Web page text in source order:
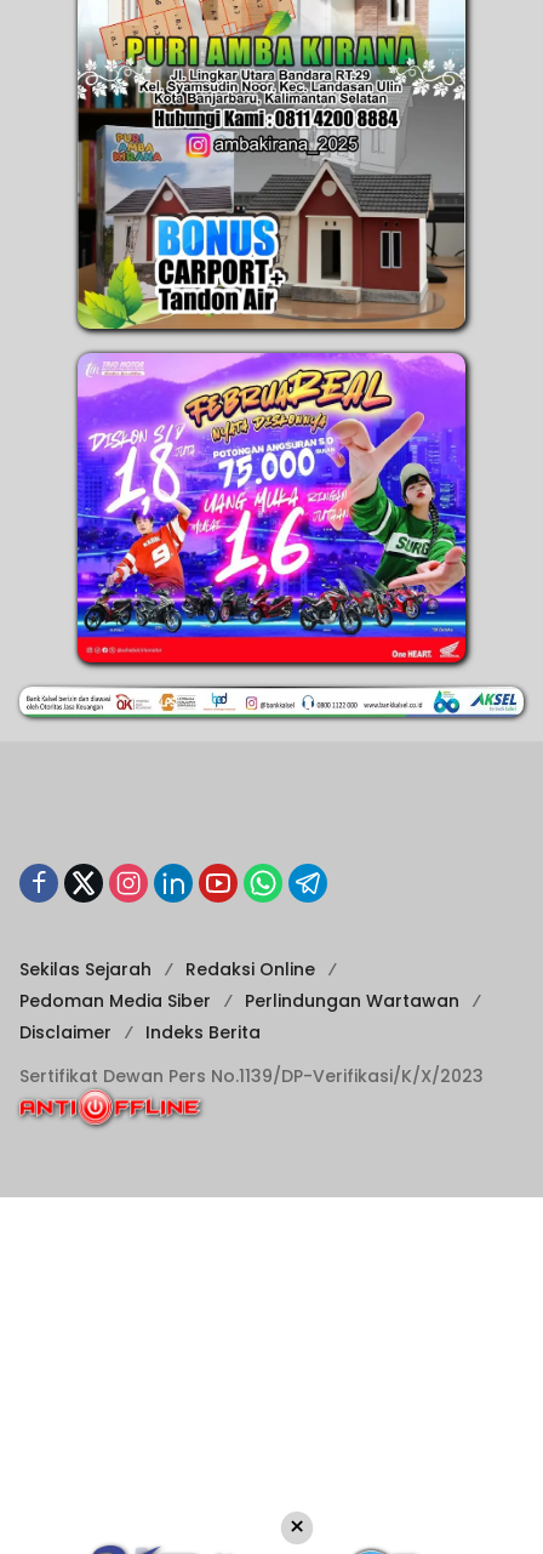
Sekilas Sejarah
Redaksi Online
Pedoman Media Siber
Perlindungan Wartawan
Disclaimer
Indeks Berita
Sertifikat Dewan Pers No.1139/DP-Verifikasi/K/X/2023
×